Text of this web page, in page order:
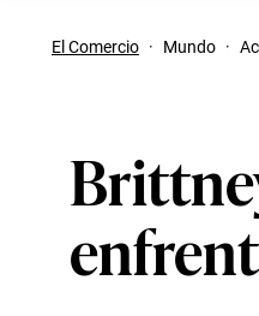
El Comercio · Mundo ·